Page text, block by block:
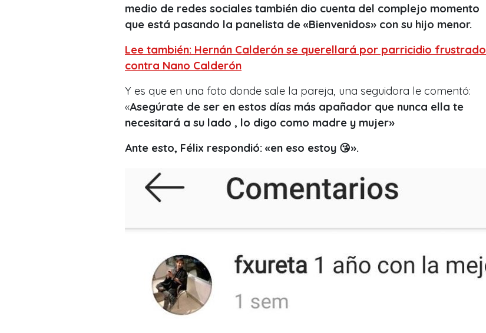
medio de redes sociales también dio cuenta del complejo momento
que está pasando la panelista de «Bienvenidos» con su hijo menor.
Lee también: Hernán Calderón se querellará por parricidio frustrado
contra Nano Calderón
Y es que en una foto donde sale la pareja, una seguidora le comentó:
«Asegúrate de ser en estos días más apañador que nunca ella te
necesitará a su lado , lo digo como madre y mujer»
Ante esto, Félix respondió: «en eso estoy 😘».